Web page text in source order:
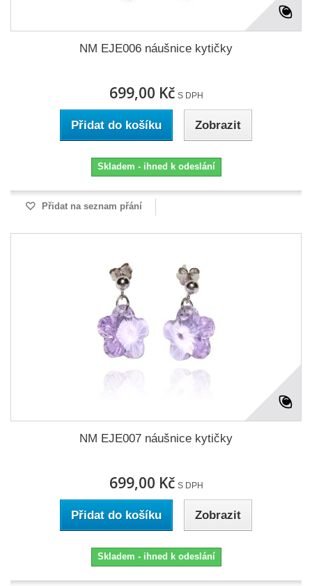
NM EJE006 náušnice kytičky
699,00 Kč S DPH
Přidat do košíku Zobrazit
Skladem - ihned k odeslání
Přidat na seznam přání
NM EJE007 náušnice kytičky
699,00 Kč S DPH
Přidat do košíku Zobrazit
Skladem - ihned k odeslání